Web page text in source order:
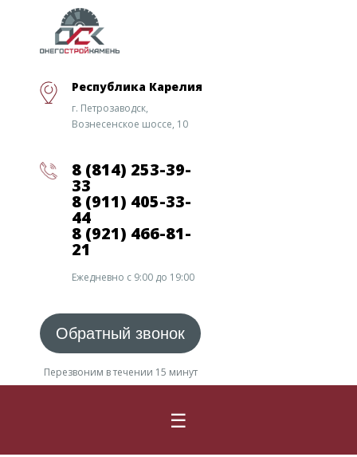
Республика Карелия
г. Петрозаводск,
Вознесенское шоссе, 10
8 (814) 253-39-
33
8 (911) 405-33-
44
8 (921) 466-81-
21
Ежедневно с 9:00 до 19:00
Обратный звонок
Перезвоним в течении 15 минут
☰